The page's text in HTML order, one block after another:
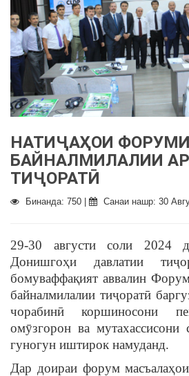
НАТИҶАҲОИ ФОРУМИ
БАЙНАЛМИЛАЛИИ
ТИҶОРАТӢ
Бинанда: 750 | Санаи нашр: 30
29-30 августи соли 2024
Донишгоҳи давлатии
бомуваффақият аввалин
байналмилалии тиҷоратӣ
чорабинӣ коршиносони
омӯзгорон ва
гуногун иштирок намуданд.
Дар доираи форум